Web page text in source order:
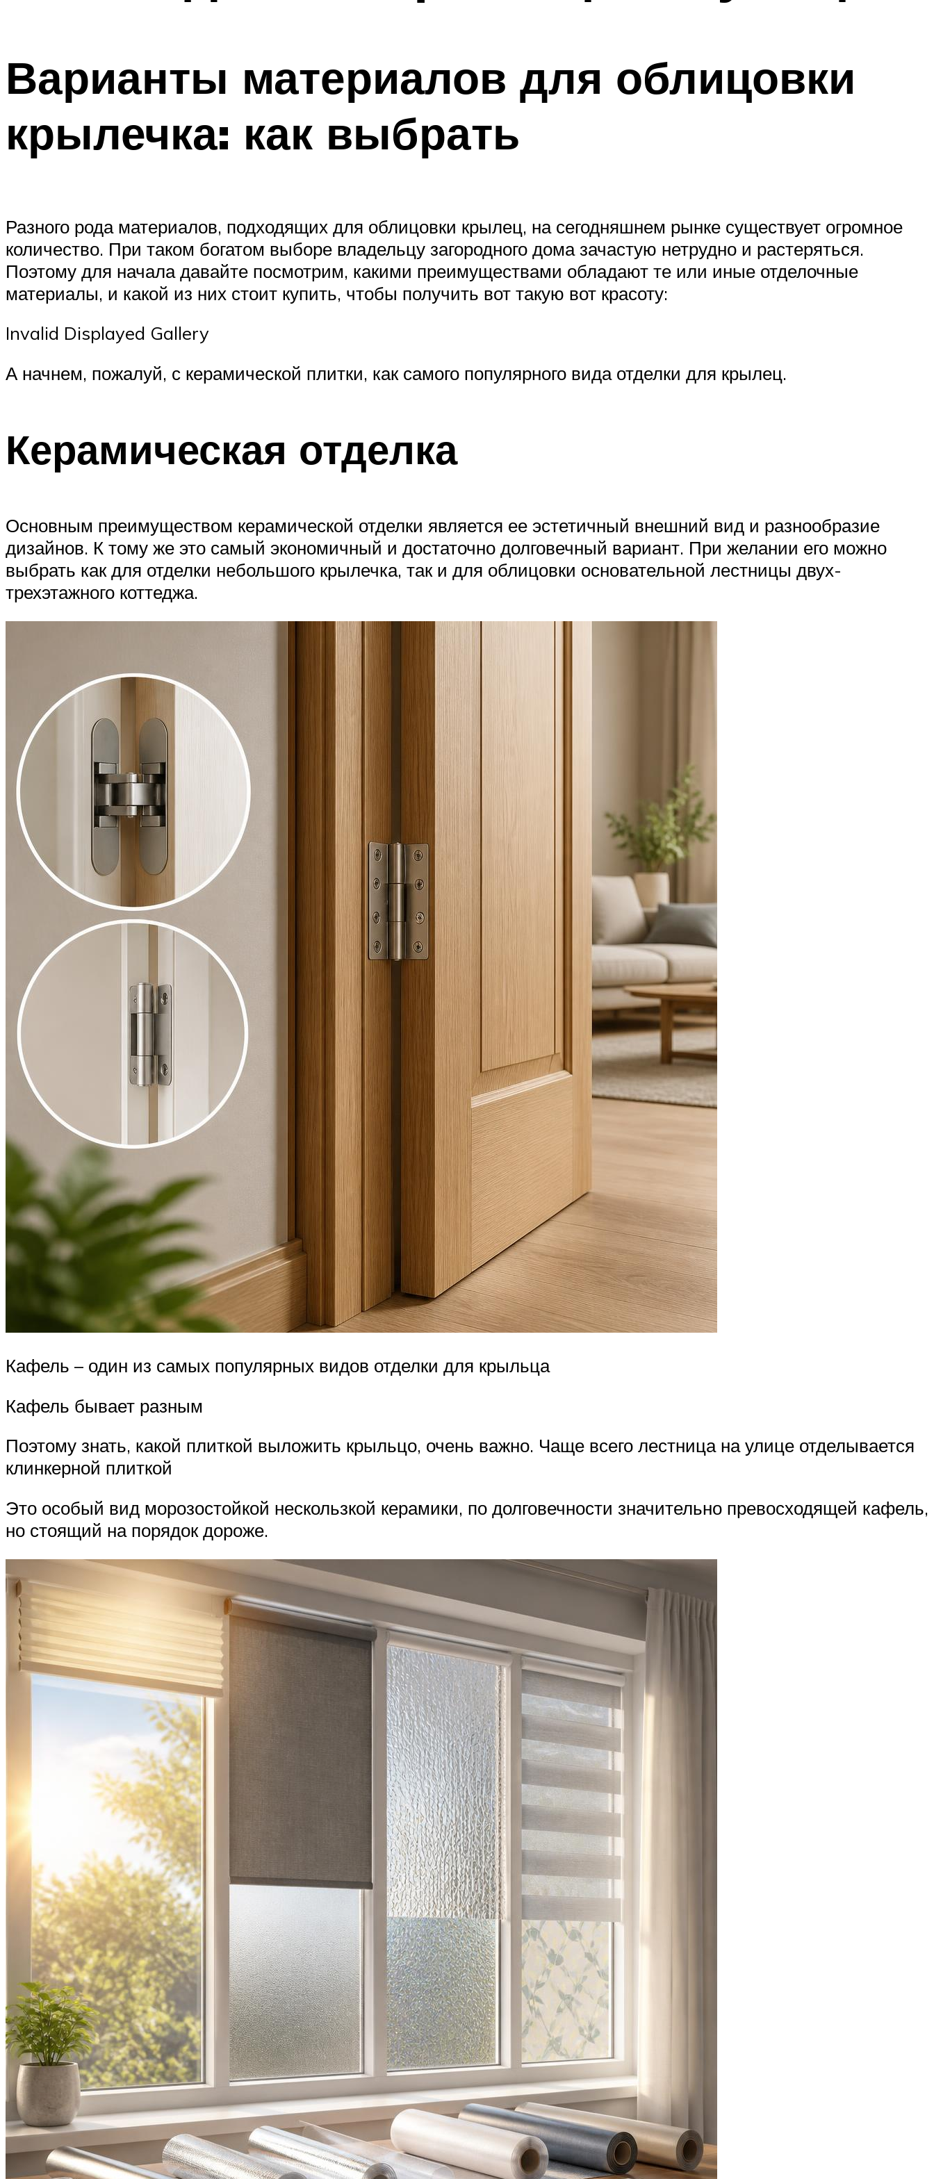
Варианты материалов для облицовки
крылечка: как выбрать
Разного рода материалов, подходящих для облицовки крылец, на сегодняшнем рынке существует огромное
количество. При таком богатом выборе владельцу загородного дома зачастую нетрудно и растеряться.
Поэтому для начала давайте посмотрим, какими преимуществами обладают те или иные отделочные
материалы, и какой из них стоит купить, чтобы получить вот такую вот красоту:
Invalid Displayed Gallery
А начнем, пожалуй, с керамической плитки, как самого популярного вида отделки для крылец.
Керамическая отделка
Основным преимуществом керамической отделки является ее эстетичный внешний вид и разнообразие
дизайнов. К тому же это самый экономичный и достаточно долговечный вариант. При желании его можно
выбрать как для отделки небольшого крылечка, так и для облицовки основательной лестницы двух-
трехэтажного коттеджа.
Кафель – один из самых популярных видов отделки для крыльца
Кафель бывает разным
Поэтому знать, какой плиткой выложить крыльцо, очень важно. Чаще всего лестница на улице отделывается
клинкерной плиткой
Это особый вид морозостойкой нескользкой керамики, по долговечности значительно превосходящей кафель,
но стоящий на порядок дороже.